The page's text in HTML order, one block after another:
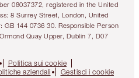
08037372, registered in the United
8 Surrey Street, London, United
GB 144 0736 30. Responsible Person
Quay Upper, Dublin 7, D07
Politica sui cookie
aziendali Gestisci i cookie